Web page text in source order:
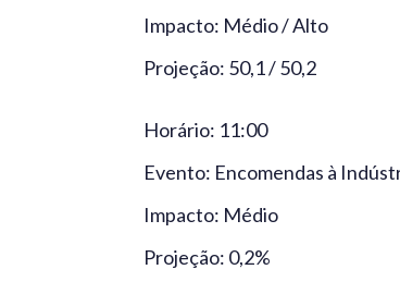
Impacto: Médio / Alto
Projeção: 50,1 / 50,2
Horário: 11:00
Evento: Encomendas à
Impacto: Médio
Projeção: 0,2%